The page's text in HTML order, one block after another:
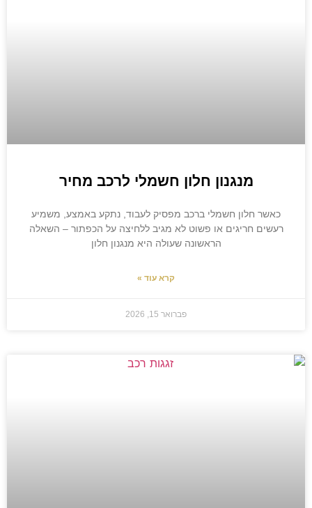
מנגנון חלון חשמלי לרכב מחיר
כאשר חלון חשמלי ברכב מפסיק לעבוד, נתקע באמצע, משמיע
רעשים חריגים או פשוט לא מגיב ללחיצה על הכפתור – השאלה
הראשונה שעולה היא מנגנון חלון
קרא עוד »
פברואר 15, 2026